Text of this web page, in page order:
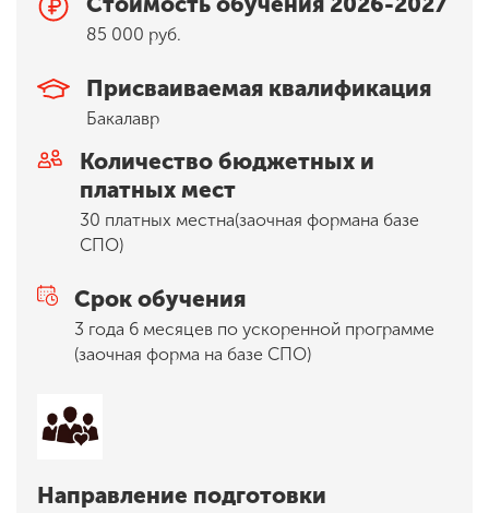
организации
ENG SPN CHI
Приемная
комиссия
+7 (831) 262-26-20
85 000 руб.
Присваиваемая квалификация
Бакалавр
Количество бюджетных и
платных мест
30 платных местна(заочная формана базе
СПО)
Срок обучения
3 года 6 месяцев по ускоренной программе
(заочная форма на базе СПО)
Направление подготовки